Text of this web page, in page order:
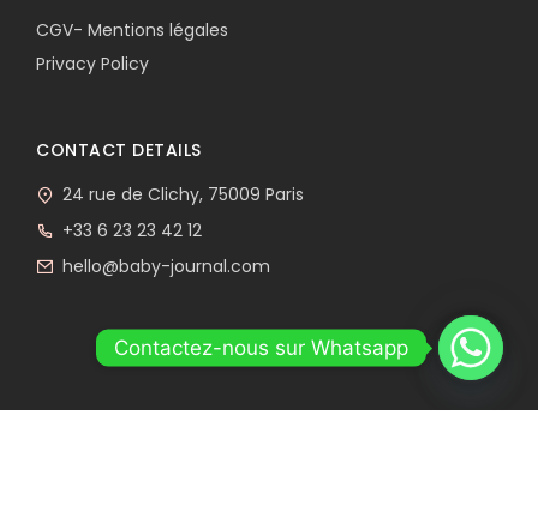
CGV- Mentions légales
Privacy Policy
CONTACT DETAILS
24 rue de Clichy, 75009 Paris
+33 6 23 23 42 12
hello@baby-journal.com
Contactez-nous sur Whatsapp